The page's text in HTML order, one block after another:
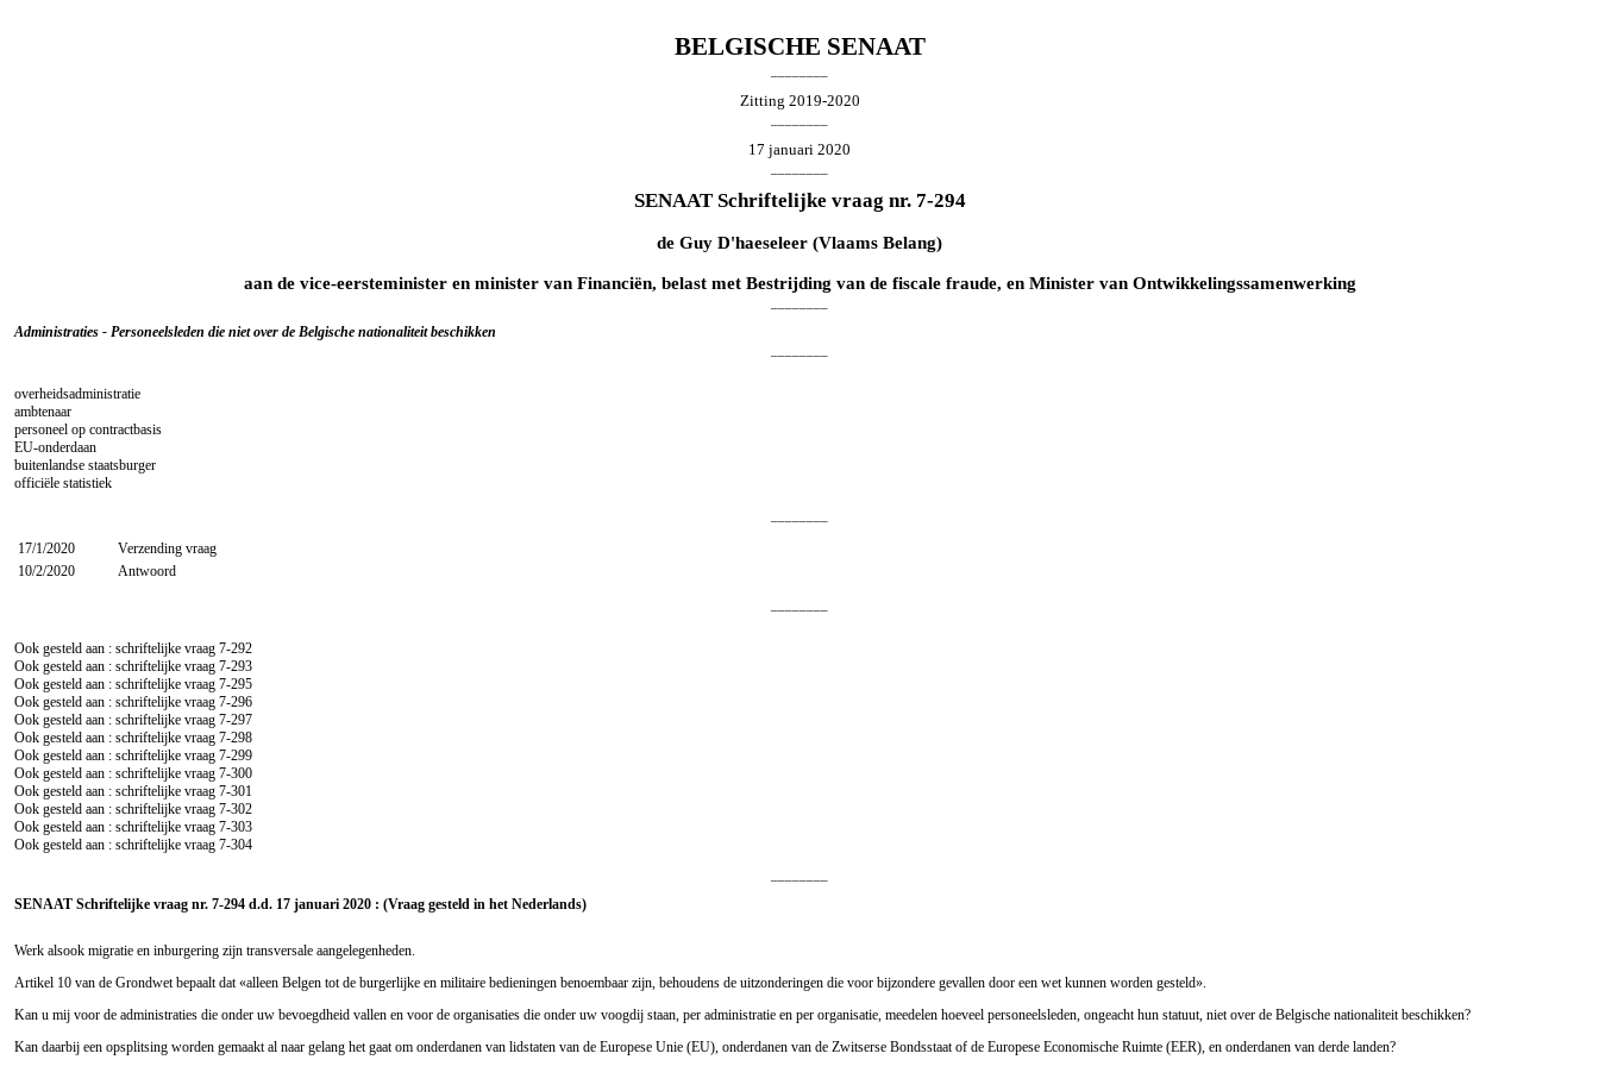
BELGISCHE SENAAT
Zitting 2019-2020
17 januari 2020
SENAAT Schriftelijke vraag nr. 7-294
de Guy D'haeseleer (Vlaams Belang)
aan de vice-eersteminister en minister van Financiën, belast met Bestrijding van de fiscale fraude, en Minister van Ontwikkelingssamenwerking
Administraties - Personeelsleden die niet over de Belgische nationaliteit beschikken
overheidsadministratie
ambtenaar
personeel op contractbasis
EU-onderdaan
buitenlandse staatsburger
officiële statistiek
17/1/2020
Verzending vraag
10/2/2020
Antwoord
Ook gesteld aan : schriftelijke vraag 7-292
Ook gesteld aan : schriftelijke vraag 7-293
Ook gesteld aan : schriftelijke vraag 7-295
Ook gesteld aan : schriftelijke vraag 7-296
Ook gesteld aan : schriftelijke vraag 7-297
Ook gesteld aan : schriftelijke vraag 7-298
Ook gesteld aan : schriftelijke vraag 7-299
Ook gesteld aan : schriftelijke vraag 7-300
Ook gesteld aan : schriftelijke vraag 7-301
Ook gesteld aan : schriftelijke vraag 7-302
Ook gesteld aan : schriftelijke vraag 7-303
Ook gesteld aan : schriftelijke vraag 7-304
SENAAT Schriftelijke vraag nr. 7-294 d.d. 17 januari 2020 : (Vraag gesteld in het Nederlands)
Werk alsook migratie en inburgering zijn transversale aangelegenheden.
Artikel 10 van de Grondwet bepaalt dat «alleen Belgen tot de burgerlijke en militaire bedieningen benoembaar zijn, behoudens de uitzonderingen die voor bijzondere gevallen door een wet kunnen worden gesteld».
Kan u mij voor de administraties die onder uw bevoegdheid vallen en voor de organisaties die onder uw voogdij staan, per administratie en per organisatie, meedelen hoeveel personeelsleden, ongeacht hun statuut, niet over de Belgische nationaliteit beschikken?
Kan daarbij een opsplitsing worden gemaakt al naar gelang het gaat om onderdanen van lidstaten van de Europese Unie (EU), onderdanen van de Zwitserse Bondsstaat of de Europese Economische Ruimte (EER), en onderdanen van derde landen?